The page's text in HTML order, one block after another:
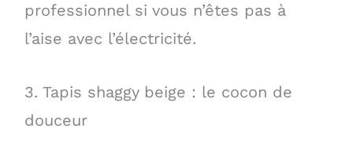
professionnel si vous n’êtes pas à
l’aise avec l’électricité.
3. Tapis shaggy beige : le cocon de
douceur